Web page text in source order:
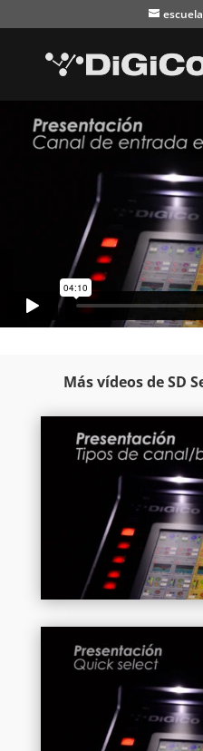
Más vídeos de SD